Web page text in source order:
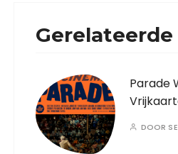
Parade
DOOR